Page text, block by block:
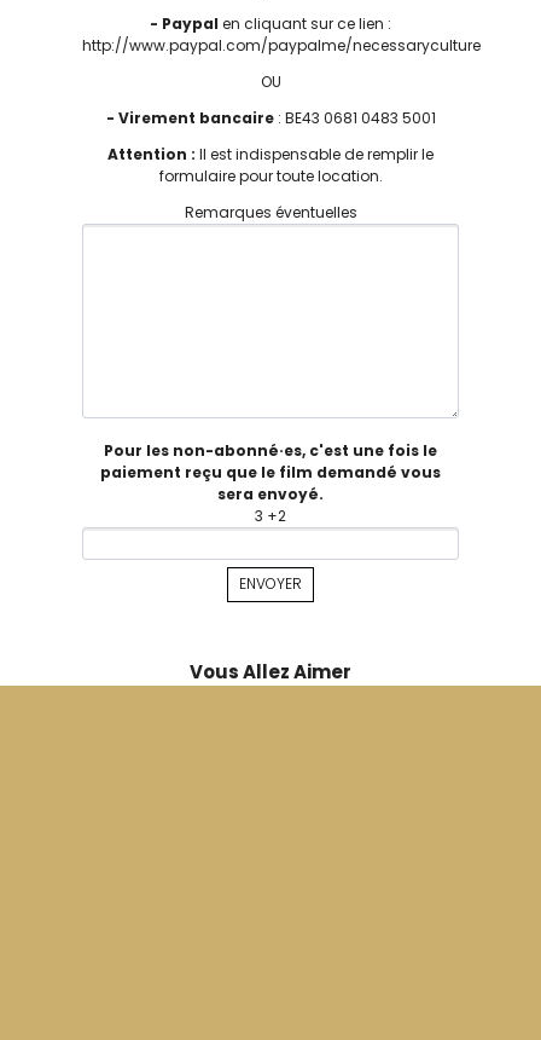
- Paypal en cliquant sur ce lien :
http://www.paypal.com/paypalme/necessaryculture
OU
- Virement bancaire: BE43 0681 0483 5001
Attention : Il est indispensable de remplir le
formulaire pour toute location.
Remarques éventuelles
Pour les non-abonné·es, c'est une fois le
paiement reçu que le film demandé vous
sera envoyé.
3 +2
Vous Allez Aimer